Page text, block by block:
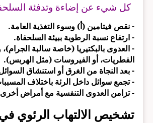
كل شيء عن إضاءة وتدفئة
- نقص فيتامين (أ) وسوء التغذية العامة.
- ارتفاع نسبة الرطوبة ببيئة السلحفاة.
- العدوى بالبكتيريا (خاصة سالبة الجرام)،
الفطريات، أو الفيروسات (مثل الهربس).
- بعد النجاة من الغرق أو استنشاق السوائل.
- تجمع سوائل داخل الرئة باختلاف
- تزامن العدوى التنفسية مع أمراض أخرى.
تشخيص الالتهاب الرئوي